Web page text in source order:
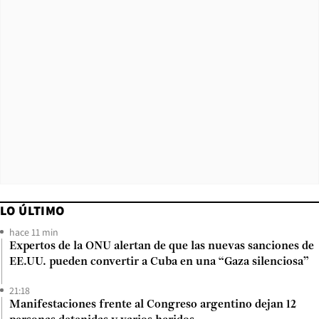
LO ÚLTIMO
hace 11 min
Expertos de la ONU alertan de que las nuevas sanciones de
EE.UU. pueden convertir a Cuba en una “Gaza silenciosa”
21:18
Manifestaciones frente al Congreso argentino dejan 12